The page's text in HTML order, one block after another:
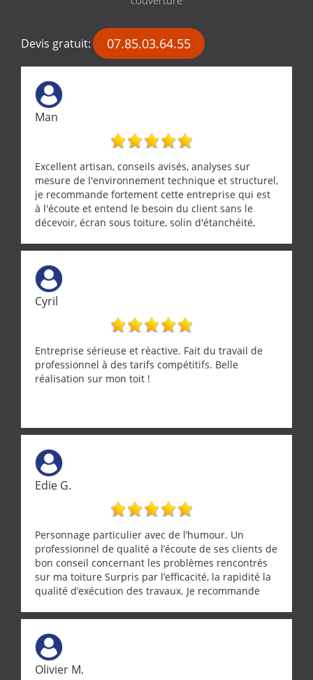
Devis gratuit: 07.85.03.64.55
Man
Excellent artisan, conseils avisés, analyses sur
mesure de l'environnement technique et structurel,
je recommande fortement cette entreprise qui est
à l'écoute et entend le besoin du client sans le
décevoir, écran sous toiture, solin d'étanchéité,
récupérateur d'eau, tout a été parfaitement mis en
œuvre sans besoin d'y revenir. confiance assurée.
Cyril
Entreprise sérieuse et réactive. Fait du travail de
professionnel à des tarifs compétitifs. Belle
réalisation sur mon toit !
Edie G.
Personnage particulier avec de l’humour. Un
professionnel de qualité a l’écoute de ses clients de
bon conseil concernant les problèmes rencontrés
sur ma toiture Surpris par l’efficacité, la rapidité la
qualité d’exécution des travaux. Je recommande
Olivier M.